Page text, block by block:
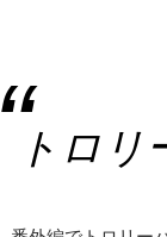
トロリ